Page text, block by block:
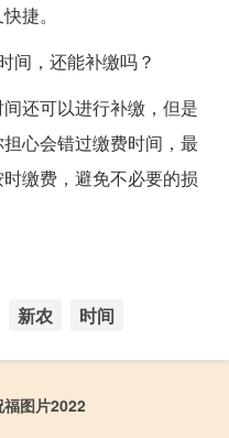
捷。
间，还能补缴吗？
还可以进行补缴，但是
心会错过缴费时间，最
缴费，避免不必要的损
新农 时间
图片2022